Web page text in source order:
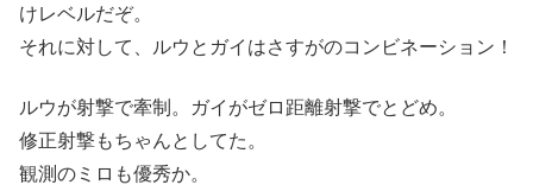
けレベルだぞ。
それに対して、ルウとガイはさすがのコンビネーション！
ルウが射撃で牽制。ガイがゼロ距離射撃でとどめ。
修正射撃もちゃんとしてた。
観測のミロも優秀か。